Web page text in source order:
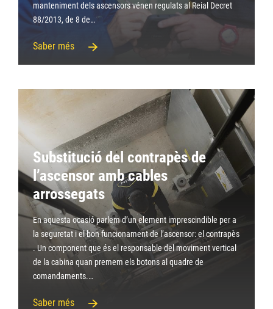
manteniment dels ascensors vénen regulats al Reial Decret
88/2013, de 8 de…
Saber més
Substitució del contrapès de
l’ascensor amb cables
arrossegats
En aquesta ocasió parlem d’un element imprescindible per a
la seguretat i el bon funcionament de l’ascensor: el contrapès
. Un component que és el responsable del moviment vertical
de la cabina quan premem els botons al quadre de
comandaments.…
Saber més